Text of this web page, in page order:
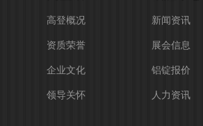
高登概况
资质荣誉
企业文化
领导关怀
新闻资讯
展会信息
铝锭报价
人力资讯